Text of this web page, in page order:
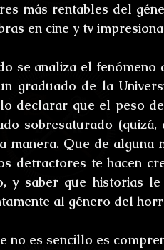
y celebraciones
Stefan Koidl
Haute Couture
más rentables del
en cine y tv
se analiza el fenómeno
graduado de la
declarar que el peso
sobresaturado
manera. Que de alguna
detractores te hacen
y saber que historias
al género del
no es sencillo es